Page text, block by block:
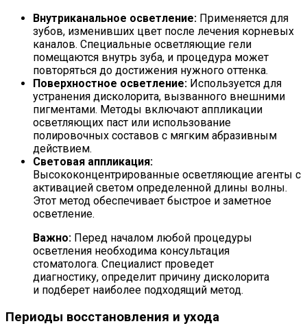
Внутриканальное осветление: Применяется для
зубов, изменивших цвет после лечения корневых
каналов. Специальные осветляющие гели
помещаются внутрь зуба, и процедура может
повторяться до достижения нужного оттенка.
Поверхностное осветление: Используется для
устранения дисколорита, вызванного внешними
пигментами. Методы включают аппликации
осветляющих паст или использование
полировочных составов с мягким абразивным
действием.
Световая аппликация:
Высококонцентрированные осветляющие агенты с
активацией светом определенной длины волны.
Этот метод обеспечивает быстрое и заметное
осветление.
Важно: Перед началом любой процедуры
осветления необходима консультация
стоматолога. Специалист проведет
диагностику, определит причину дисколорита
и подберет наиболее подходящий метод.
Периоды восстановления и ухода